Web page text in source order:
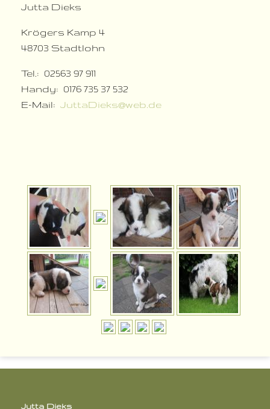
Jutta Dieks
Krögers Kamp 4
48703 Stadtlohn
Tel.: 02563 97 911
Handy: 0176 735 37 532
E-Mail: JuttaDieks@web.de
Jutta Dieks